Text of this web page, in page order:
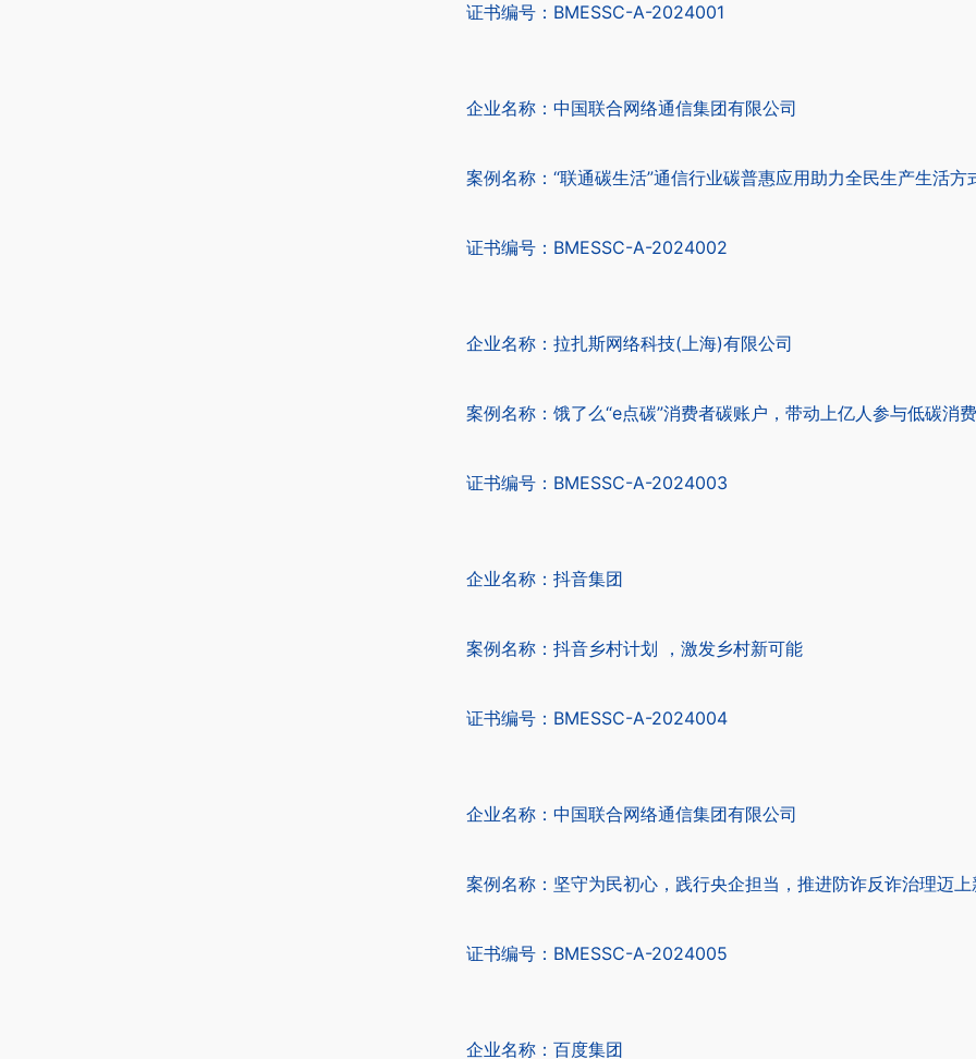
证书编号：BMESSC-A-2024001
企业名称：中国联合网络通信集团有限公司
案例名称：“联通碳生活”通信行业碳普惠应用助力全民生产生活方
证书编号：BMESSC-A-2024002
企业名称：拉扎斯网络科技(上海)有限公司
案例名称：饿了么“e点碳”消费者碳账户，带动上亿人参与低碳消费
证书编号：BMESSC-A-2024003
企业名称：抖音集团
案例名称：抖音乡村计划 ，激发乡村新可能
证书编号：BMESSC-A-2024004
企业名称：中国联合网络通信集团有限公司
案例名称：坚守为民初心，践行央企担当，推进防诈反诈治理迈
证书编号：BMESSC-A-2024005
企业名称：百度集团